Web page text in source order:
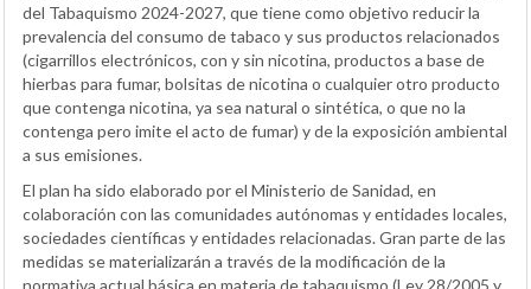
del Tabaquismo 2024-2027, que tiene como objetivo reducir la
prevalencia del consumo de tabaco y sus productos relacionados
(cigarrillos electrónicos, con y sin nicotina, productos a base de
hierbas para fumar, bolsitas de nicotina o cualquier otro producto
que contenga nicotina, ya sea natural o sintética, o que no la
contenga pero imite el acto de fumar) y de la exposición ambiental
a sus emisiones.
El plan ha sido elaborado por el Ministerio de Sanidad, en
colaboración con las comunidades autónomas y entidades locales,
sociedades científicas y entidades relacionadas. Gran parte de las
medidas se materializarán a través de la modificación de la
normativa actual básica en materia de tabaquismo (Ley 28/2005 y